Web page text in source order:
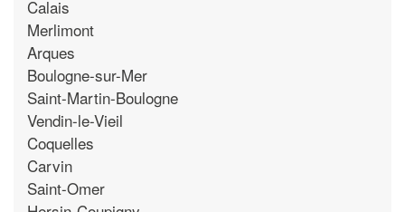
Calais
Merlimont
Arques
Boulogne-sur-Mer
Saint-Martin-Boulogne
Vendin-le-Vieil
Coquelles
Carvin
Saint-Omer